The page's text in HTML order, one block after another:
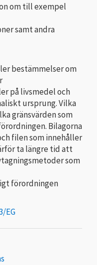
om till exempel
samt andra
bestämmelser om
på livsmedel och
ursprung. Vilka
gränsvärden som
Bilagorna
filen som innehåller
ta längre tid att
som
förordningen
EG